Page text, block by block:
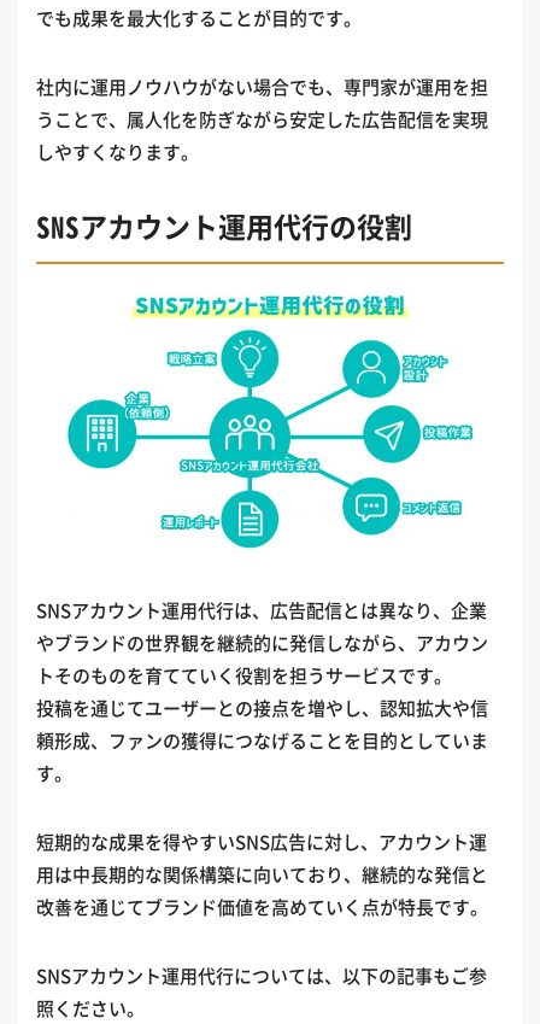
でも成果を最大化することが目的です。
社内に運用ノウハウがない場合でも、専門家が運用を担
うことで、属人化を防ぎながら安定した広告配信を実現
しやすくなります。
SNSアカウント運用代行の役割
SNSアカウント運用代行は、広告配信とは異なり、企業
やブランドの世界観を継続的に発信しながら、アカウン
トそのものを育てていく役割を担うサービスです。
投稿を通じてユーザーとの接点を増やし、認知拡大や信
頼形成、ファンの獲得につなげることを目的としていま
す。
短期的な成果を得やすいSNS広告に対し、アカウント運
用は中長期的な関係構築に向いており、継続的な発信と
改善を通じてブランド価値を高めていく点が特長です。
SNSアカウント運用代行については、以下の記事もご参
照ください。